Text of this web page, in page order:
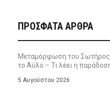
ΠΡΌΣΦΑΤΑ ΆΡΘΡΑ
Μεταμόρφωση του Σωτήρος:
το Άϋλο – Τι λέει η
5 Αυγούστου 2026